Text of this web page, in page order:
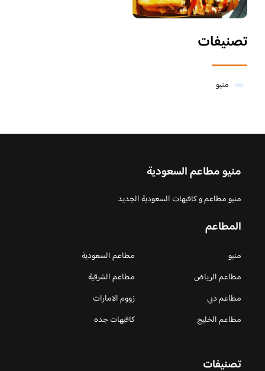
تصنيفات
منيو
منيو مطاعم السعودية
منيو مطاعم و كافيهات السعودية الجديد
المطاعم
منيو
مطاعم السعودية
مطاعم الرياض
مطاعم الشرقية
مطاعم دبي
زووم الامارات
مطاعم الخليج
كافيهات جده
تصنيفات